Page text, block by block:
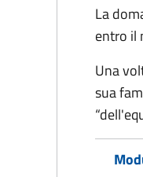
La
entro il
Una
sua